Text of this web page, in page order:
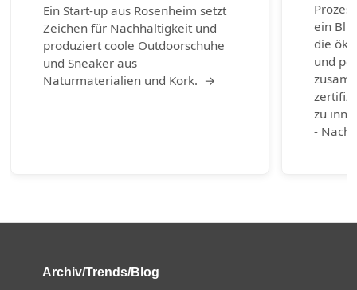
Ein Start-up aus Rosenheim setzt
Zeichen für Nachhaltigkeit und
produziert coole Outdoorschuhe
und Sneaker aus
Naturmaterialien und Kork. →
ein
die
und
zu
-
Archiv/Trends/Blog